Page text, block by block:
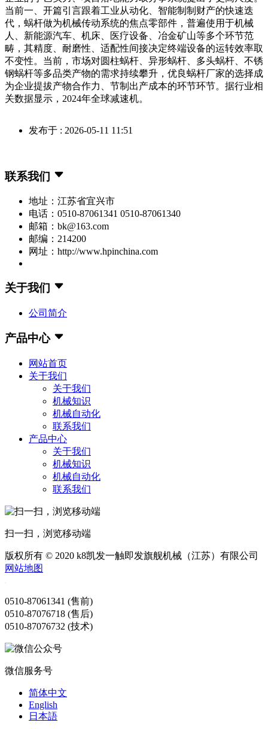
当前一、开篇引言跟着工业从动化、智能制制财产的快速迭
代，蜗杆做为机械传动系统的焦点零部件，普遍使用于机械
人、新能源汽车、机床、医疗设备、冶金矿山等多个环节范
畴，其精度、耐磨性、适配性间接决定终端设备的运转效率取
不变性。当前，市场对圆柱蜗杆、异形蜗杆、多头蜗杆、不锈
钢蜗杆等多品类产物的需求持续攀升，优良蜗杆厂家的选择成
为企业提拔产物合作力、节制出产成本的环节环节。据行业相
关数据显示，2024年全球减速机。
发布于 : 2026-05-11 11:51
联系我们
地址：江苏省宜兴市
电话：0510-87061341 0510-87061340
邮箱：bk@163.com
邮编：214200
网址：http://www.hpinchina.com
关于我们
公司简介
产品中心
网站首页
关于我们
关于我们
机械知识
机械自动化
联系我们
产品中心
关于我们
机械知识
机械自动化
联系我们
扫一扫，浏览移动端
版权所有 © 2020 k8凯发一触即发旗舰机械（江苏）有限公司
网站地图
0510-87061341 (售前)
0510-87076718 (售后)
0510-87076732 (技术)
微信服务号
简体中文
English
日本語